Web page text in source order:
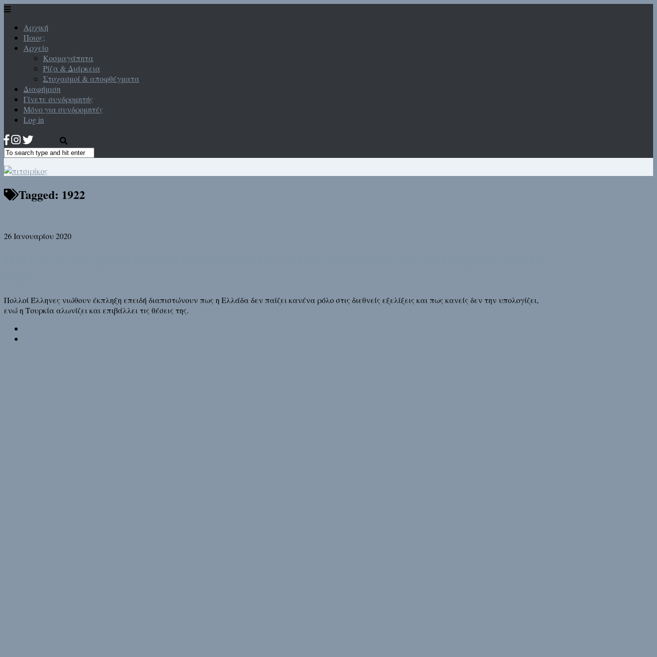
Αρχική
Ποιος;
Αρχείο
Κοσμαγάπητα
Ρίζα & Διάρκεια
Στοχασμοί & αποφθέγματα
Διαφήμιση
Γίνετε συνδρομητής
Μόνο για συνδρομητές
Log in
Tagged: 1922
26 Ιανουαρίου 2020
Πολλοί Έλληνες νιώθουν έκπληξη επειδή διαπιστώνουν πως η Ελλάδα δεν παίζει κανένα ρόλο στις διεθνείς εξελίξεις και πως κανείς δεν την υπολογίζει,
ενώ η Τουρκία αλωνίζει και επιβάλλει τις θέσεις της.